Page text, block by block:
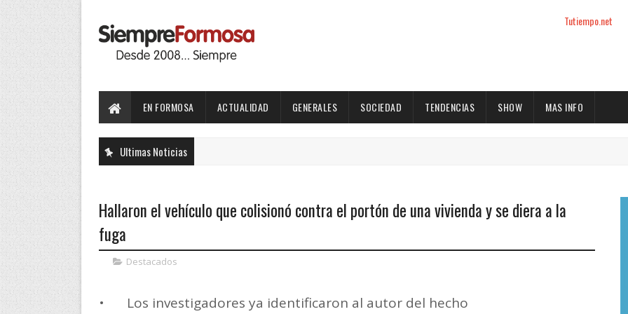
Tutiempo.net
EN FORMOSA ACTUALIDAD GENERALES SOCIEDAD TENDENCIAS SHOW MAS INFO
Ultimas Noticias
Hallaron el vehículo que colisionó contra el portón de una vivienda y se diera a la
fuga
Destacados
• Los investigadores ya identificaron al autor del hecho